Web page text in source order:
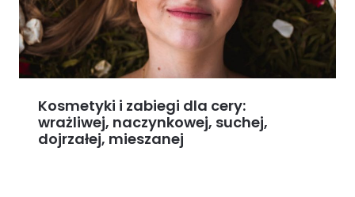
Kosmetyki i zabiegi dla cery:
wrażliwej, naczynkowej, suchej,
dojrzałej, mieszanej